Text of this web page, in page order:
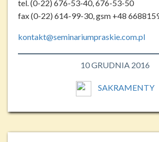
tel. (0-22) 676-53-40, 676-53-50
fax (0-22) 614-99-30, gsm +48
kontakt@seminariumpraskie.com.pl
10 GRUDNIA 2016
SAKRAMENTY